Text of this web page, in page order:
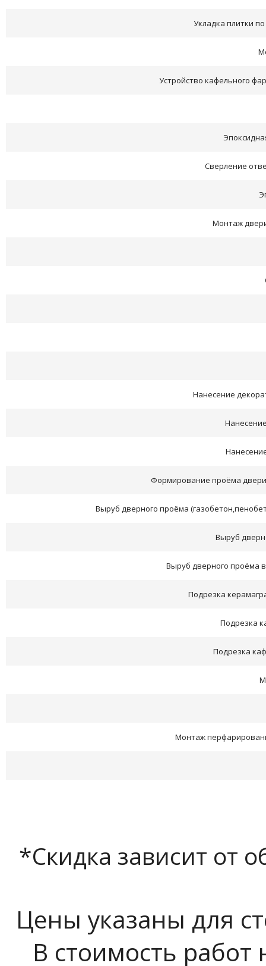
Укладка плитки
Устройство кафельного
Сверление
Монтаж
Нанесение
Формирование проёма
Выруб дверного проёма
Выруб
Выруб дверного проёма
Подрезка
Подрезка
Подрезка
Монтаж
*Скидка зависит от
Цены указаны для
В стоимость